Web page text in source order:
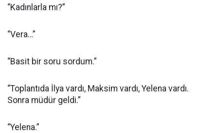
“Kadınlarla mı?”
“Vera…”
“Basit bir soru sordum.”
“Toplantıda İlya vardı, Maksim vardı, Yelena vardı.
Sonra müdür geldi.”
“Yelena.”